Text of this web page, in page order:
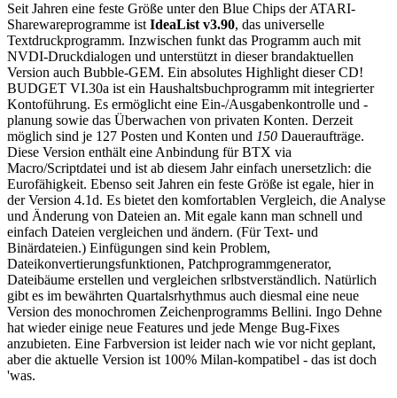
Seit Jahren eine feste Größe unter den Blue Chips der ATARI-
Sharewareprogramme ist IdeaList v3.90, das universelle
Textdruckprogramm. Inzwischen funkt das Programm auch mit
NVDI-Druckdialogen und unterstützt in dieser brandaktuellen
Version auch Bubble-GEM. Ein absolutes Highlight dieser CD!
BUDGET VI.30a ist ein Haushaltsbuchprogramm mit integrierter
Kontoführung. Es ermöglicht eine Ein-/Ausgabenkontrolle und -
planung sowie das Überwachen von privaten Konten. Derzeit
möglich sind je 127 Posten und Konten und 150 Daueraufträge.
Diese Version enthält eine Anbindung für BTX via
Macro/Scriptdatei und ist ab diesem Jahr einfach unersetzlich: die
Eurofähigkeit. Ebenso seit Jahren ein feste Größe ist egale, hier in
der Version 4.1d. Es bietet den komfortablen Vergleich, die Analyse
und Änderung von Dateien an. Mit egale kann man schnell und
einfach Dateien vergleichen und ändern. (Für Text- und
Binärdateien.) Einfügungen sind kein Problem,
Dateikonvertierungsfunktionen, Patchprogrammgenerator,
Dateibäume erstellen und vergleichen srlbstverständlich. Natürlich
gibt es im bewährten Quartalsrhythmus auch diesmal eine neue
Version des monochromen Zeichenprogramms Bellini. Ingo Dehne
hat wieder einige neue Features und jede Menge Bug-Fixes
anzubieten. Eine Farbversion ist leider nach wie vor nicht geplant,
aber die aktuelle Version ist 100% Milan-kompatibel - das ist doch
'was.